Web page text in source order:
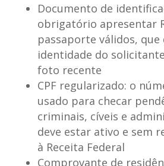
Documento de
obrigatório apresentar
passaporte válidos,
identidade do
foto recente
CPF regularizado: o
usado para checar
criminais, cíveis e
deve estar ativo e sem
à Receita Federal
Comprovante de